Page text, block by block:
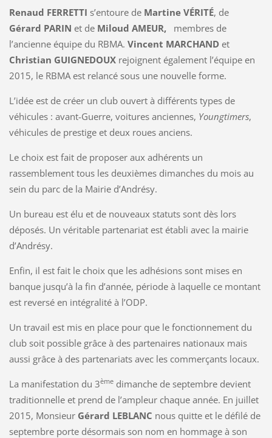
Renaud FERRETTI s’entoure de Martine VÉRITÉ, de
Gérard PARIN et de Miloud AMEUR,
membres de
l’ancienne équipe du RBMA. Vincent MARCHANDet
Christian GUIGNEDOUXrejoignent également l’équipe en
2015, le RBMA est relancé sous une nouvelle forme.
L’idée est de créer un club ouvert à différents types de
véhicules : avant-Guerre, voitures anciennes, Youngtimers,
véhicules de prestige et deux roues anciens.
Le choix est fait de proposer aux adhérents un
rassemblement tous les deuxièmes dimanches du mois au
sein du parc de la Mairie d’Andrésy.
Un bureau est élu et de nouveaux statuts sont dès lors
déposés. Un véritable partenariat est établi avec la mairie
d’Andrésy.
Enfin, il est fait le choix que les adhésions sont mises en
banque jusqu’à la fin d’année, période à laquelle ce montant
est reversé en intégralité à l’ODP.
Un travail est mis en place pour que le fonctionnement du
club soit possible grâce à des partenaires nationaux mais
aussi grâce à des partenariats avec les commerçants locaux.
La manifestation du 3èmedimanche de septembre devient
traditionnelle et prend de l’ampleur chaque année. En juillet
2015, Monsieur Gérard LEBLANC nous quitte et le défilé de
septembre porte désormais son nom en hommage à son